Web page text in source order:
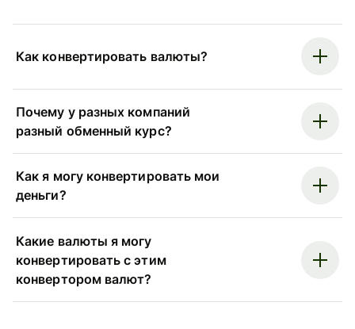
Как конвертировать валюты?
Почему у разных компаний
разный обменный курс?
Как я могу конвертировать мои
деньги?
Какие валюты я могу
конвертировать с этим
конвертором валют?